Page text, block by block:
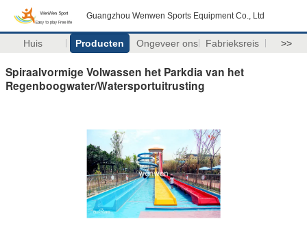
Guangzhou Wenwen Sports Equipment Co., Ltd
Huis Producten Ongeveer ons Fabrieksreis >>
Spiraalvormige Volwassen het Parkdia van het
Regenboogwater/Watersportuitrusting